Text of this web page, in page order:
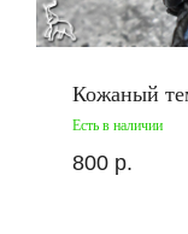
Кожаный
Есть в наличии
800 р.